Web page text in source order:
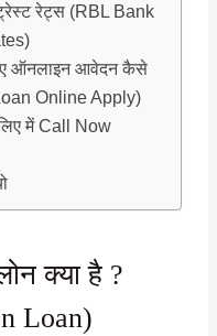
रेट्स (RBL Bank
ऑनलाइन आवेदन कैसे
Online Apply)
में Call Now
क्या है ?
Loan)